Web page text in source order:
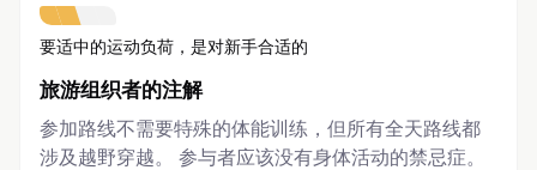
要适中的运动负荷，是对新手合适的
旅游组织者的注解
参加路线不需要特殊的体能训练，但所有全天路线都
涉及越野穿越。 参与者应该没有身体活动的禁忌症。